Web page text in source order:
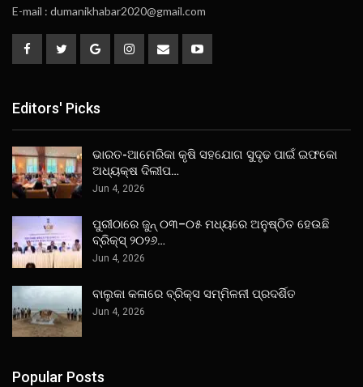
E-mail : dumanikhabar2020@gmail.com
Editors' Picks
ଭାରତ-ଆମେରିକା କୃଷି ସହଯୋଗ ସୁଦୃଢ ପାଇଁ ଇଫକୋ
ଅଧ୍ୟକ୍ଷ ଦିଲୀପ…
Jun 4, 2026
ପୁରୀଠାରେ ଜୁନ୍ ୦୩–୦୫ ମଧ୍ୟରେ ଅନୁଷ୍ଠିତ ହେଉଛି
ବ୍ରିକ୍ସ୍ ୨୦୨୬…
Jun 4, 2026
ବାଲୁକା କଳାରେ ବ୍ରିକ୍ସ ସମ୍ମିଳନୀ ପ୍ରଦର୍ଶିତ
Jun 4, 2026
Popular Posts